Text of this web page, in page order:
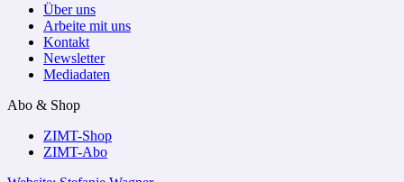
Über uns
Arbeite mit uns
Kontakt
Newsletter
Mediadaten
Abo & Shop
ZIMT-Shop
ZIMT-Abo